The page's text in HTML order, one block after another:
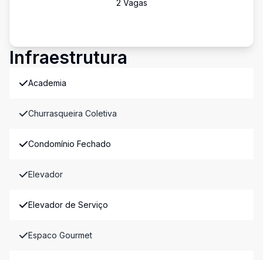
2 Vagas
Infraestrutura
Academia
Churrasqueira Coletiva
Condomínio Fechado
Elevador
Elevador de Serviço
Espaco Gourmet